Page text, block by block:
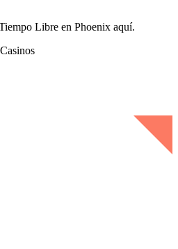
Libre en Phoenix aquí.